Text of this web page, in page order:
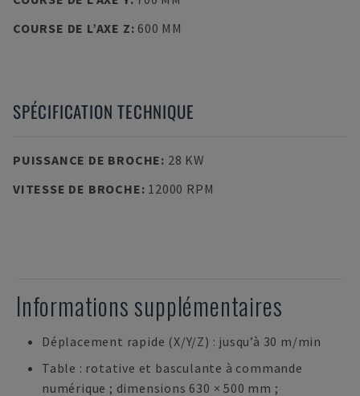
COURSE DE L’AXE Z: 600 MM
SPÉCIFICATION TECHNIQUE
PUISSANCE DE BROCHE: 28 KW
VITESSE DE BROCHE: 12000 RPM
Informations supplémentaires
Déplacement rapide (X/Y/Z) : jusqu’à 30 m/min
Table : rotative et basculante à commande
numérique ; dimensions 630 × 500 mm ;